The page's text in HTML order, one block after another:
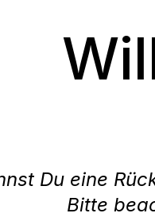
Du eine
Bitte